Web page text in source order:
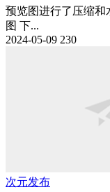
预览图进行了压缩和
图 下...
2024-05-09 230
次元发布